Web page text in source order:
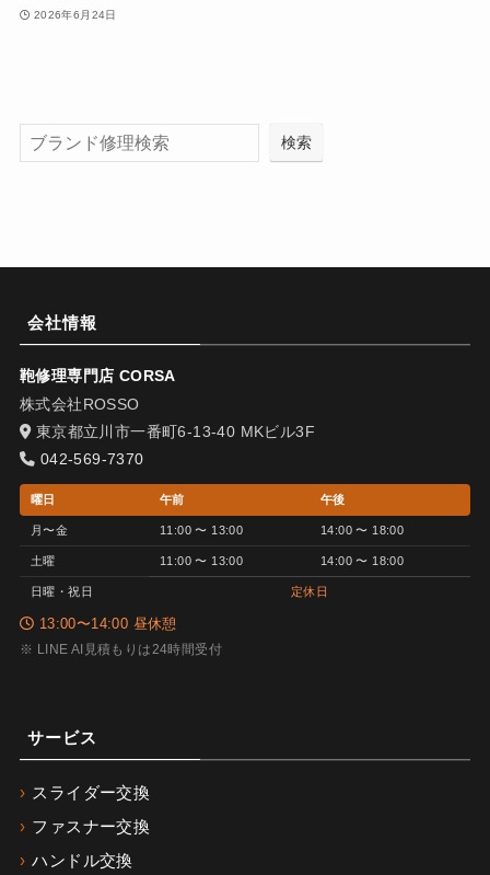
2026年6月24日
検索
会社情報
鞄修理専門店 CORSA
株式会社ROSSO
東京都立川市一番町6-13-40 MKビル3F
042-569-7370
曜日 午前 午後
月〜金 11:00 〜 13:00 14:00 〜 18:00
土曜 11:00 〜 13:00 14:00 〜 18:00
日曜・祝日 定休日
13:00〜14:00 昼休憩
※ LINE AI見積もりは24時間受付
サービス
スライダー交換
ファスナー交換
ハンドル交換